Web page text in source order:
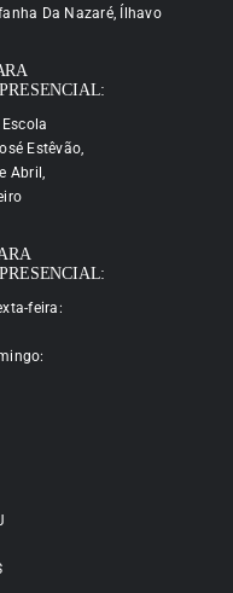
Da Nazaré, Ílhavo
Estêvão,
Abril,
feira: